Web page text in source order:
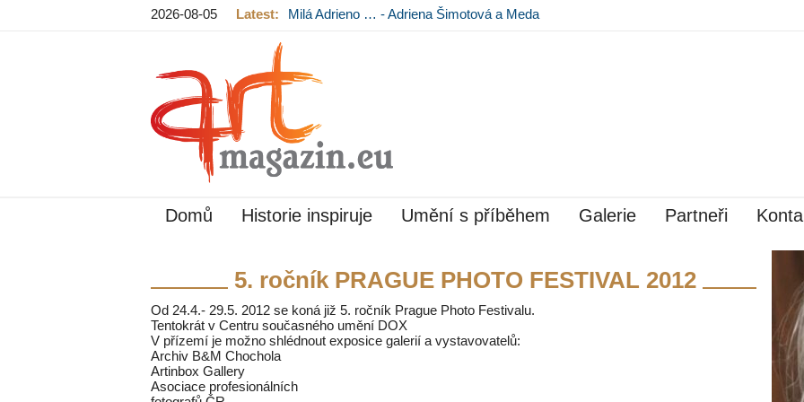
2026-08-05 Latest:
Milá Adrieno … - Adriena Šimotová a Meda
Domů Historie inspiruje Umění s příběhem Galerie Partneři
5. ročník PRAGUE PHOTO FESTIVAL 2012
Od 24.4.- 29.5. 2012 se koná již 5. ročník Prague Photo Festivalu.
Tentokrát v Centru současného umění DOX
V přízemí je možno shlédnout exposice galerií a vystavovatelů:
Archiv B&M Chochola
Artinbox Gallery
Asociace profesionálních